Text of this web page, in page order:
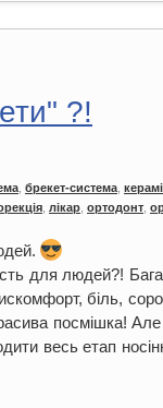
?!
брекет-система
лікар ортодонт
для людей?!
біль,
посмішка! Але
весь етап